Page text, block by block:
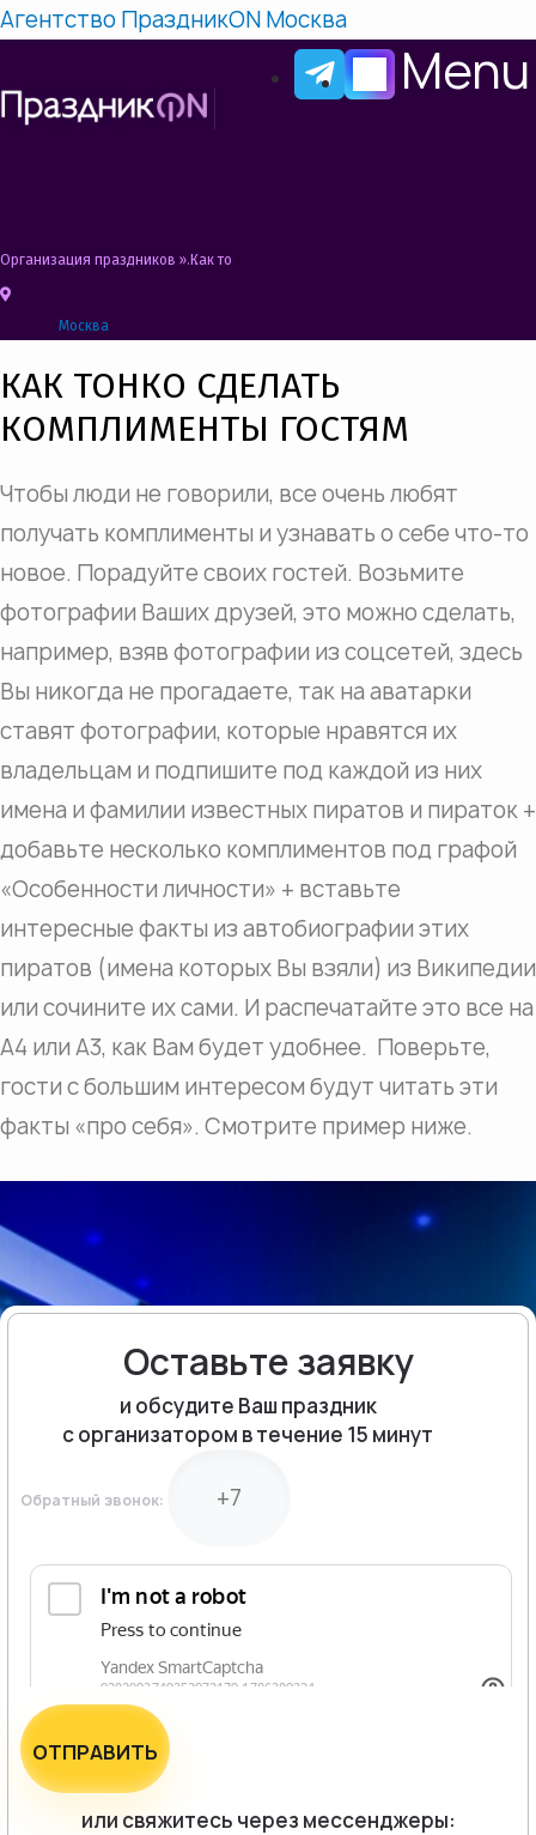
Агентство ПраздникON Москва
Menu
Организация праздников » Как тонко сделать комплименты гостям на
Москва
КАК ТОНКО СДЕЛАТЬ
КОМПЛИМЕНТЫ ГОСТЯМ
Чтобы люди не говорили, все очень любят
получать комплименты и узнавать о себе что-то
новое. Порадуйте своих гостей. Возьмите
фотографии Ваших друзей, это можно сделать,
например, взяв фотографии из соцсетей, здесь
Вы никогда не прогадаете, так на аватарки
ставят фотографии, которые нравятся их
владельцам и подпишите под каждой из них
имена и фамилии известных пиратов и пираток +
добавьте несколько комплиментов под графой
«Особенности личности» + вставьте
интересные факты из автобиографии этих
пиратов (имена которых Вы взяли) из Википедии
или сочините их сами. И распечатайте это все на
А4 или А3, как Вам будет удобнее. Поверьте,
гости с большим интересом будут читать эти
факты «про себя». Смотрите пример ниже.
Оставьте заявку
и обсудите Ваш праздник
с организатором в течение 15 минут
Обратный звонок:
ОТПРАВИТЬ
или свяжитесь через мессенджеры: